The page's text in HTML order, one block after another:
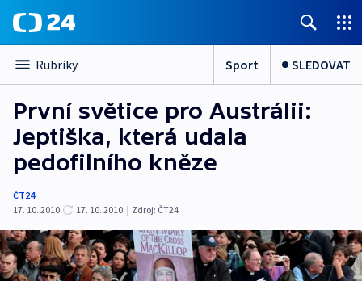
Rubriky Sport SLEDOVAT
První světice pro Austrálii:
Jeptiška, která udala
pedofilního kněze
ČT24
17. 10. 2010
17. 10. 2010 | Zdroj: ČT24